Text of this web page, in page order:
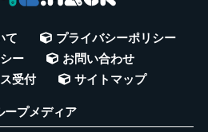
て
プライバシーポリシー
ー
お問い合わせ
受付
サイトマップ
ープメディア